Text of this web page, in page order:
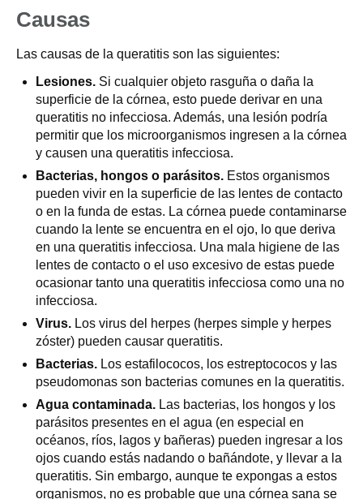
Causas
Las causas de la queratitis son las siguientes:
Lesiones. Si cualquier objeto rasguña o daña la
superficie de la córnea, esto puede derivar en una
queratitis no infecciosa. Además, una lesión podría
permitir que los microorganismos ingresen a la córnea
y causen una queratitis infecciosa.
Bacterias, hongos o parásitos. Estos organismos
pueden vivir en la superficie de las lentes de contacto
o en la funda de estas. La córnea puede contaminarse
cuando la lente se encuentra en el ojo, lo que deriva
en una queratitis infecciosa. Una mala higiene de las
lentes de contacto o el uso excesivo de estas puede
ocasionar tanto una queratitis infecciosa como una no
infecciosa.
Virus. Los virus del herpes (herpes simple y herpes
zóster) pueden causar queratitis.
Bacterias. Los estafilococos, los estreptococos y las
pseudomonas son bacterias comunes en la queratitis.
Agua contaminada. Las bacterias, los hongos y los
parásitos presentes en el agua (en especial en
océanos, ríos, lagos y bañeras) pueden ingresar a los
ojos cuando estás nadando o bañándote, y llevar a la
queratitis. Sin embargo, aunque te expongas a estos
organismos, no es probable que una córnea sana se